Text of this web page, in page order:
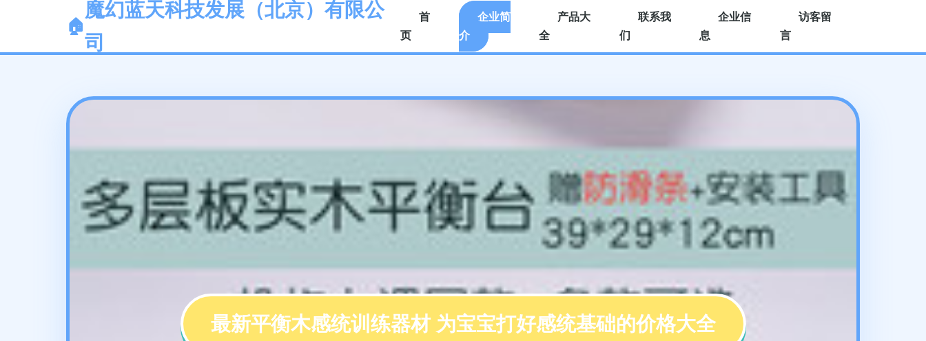
魔幻蓝天科技发展（北京）有限公
司
首
页
企业简
介
产品大
全
联系我
们
企业信
息
访客留
言
最新平衡木感统训练器材 为宝宝打好感统基础的价格大全